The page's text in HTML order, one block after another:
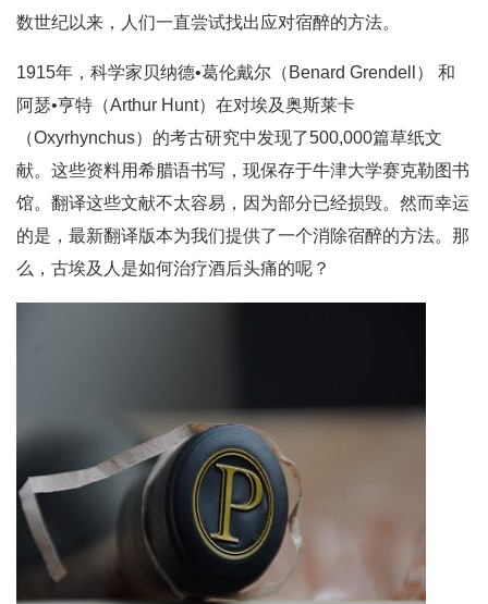
数世纪以来，人们一直尝试找出应对宿醉的方法。
1915年，科学家贝纳德•葛伦戴尔（Benard Grendell） 和
阿瑟•亨特（Arthur Hunt）在对埃及奥斯莱卡
（Oxyrhynchus）的考古研究中发现了500,000篇草纸文
献。这些资料用希腊语书写，现保存于牛津大学赛克勒图书
馆。翻译这些文献不太容易，因为部分已经损毁。然而幸运
的是，最新翻译版本为我们提供了一个消除宿醉的方法。那
么，古埃及人是如何治疗酒后头痛的呢？